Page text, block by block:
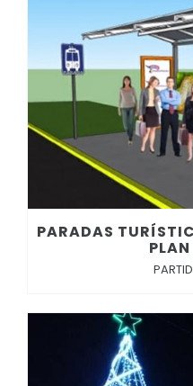
Convocatorias
GESTIÓN
Plan de desarrollo
Plan Anual
Plan Operativo
Convenios
PRESUPUESTO:
Cédulas
Ejecución
Obras y proyectos
PARADAS